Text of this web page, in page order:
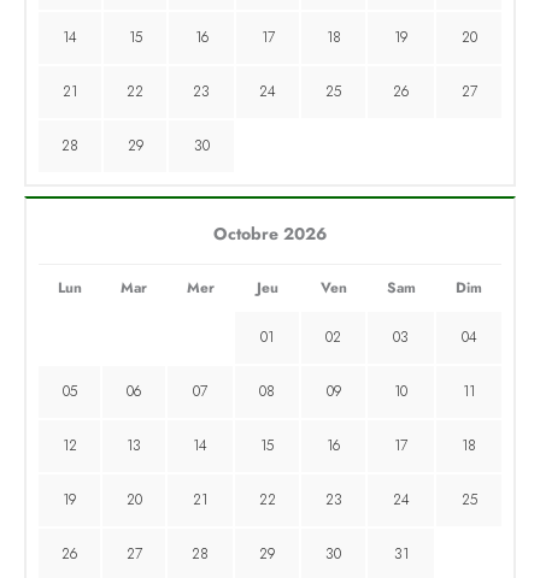
14 15 16 17 18 19 20
21 22 23 24 25 26 27
28 29 30
Octobre 2026
Lun Mar Mer Jeu Ven Sam Dim
01 02 03 04
05 06 07 08 09 10 11
12 13 14 15 16 17 18
19 20 21 22 23 24 25
26 27 28 29 30 31